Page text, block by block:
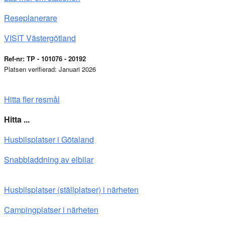
Reseplanerare
VISIT Västergötland
Ref-nr: TP - 101076 - 20192
Platsen verifierad: Januari 2026
Hitta fler resmål
Hitta ...
Husbilsplatser i Götaland
Snabbladdning av elbilar
Husbilsplatser (ställplatser) i närheten
Campingplatser i närheten